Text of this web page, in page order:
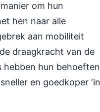
om hun
hen naar alle
aan mobiliteit
draagkracht van de
hebben hun behoeften
en goedkoper ‘in